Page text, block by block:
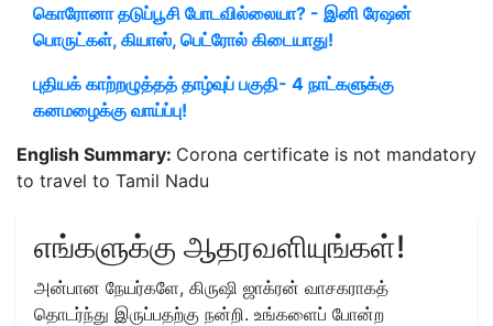
கொரோனா தடுப்பூசி போடவில்லையா? - இனி ரேஷன்
பொருட்கள், கியாஸ், பெட்ரோல் கிடையாது!
புதியக் காற்றழுத்தத் தாழ்வுப் பகுதி- 4 நாட்களுக்கு
கனமழைக்கு வாய்ப்பு!
English Summary: Corona certificate is not mandatory
to travel to Tamil Nadu
எங்களுக்கு ஆதரவளியுங்கள்!
அன்பான நேயர்களே, கிருஷி ஜாக்ரன் வாசகராகத்
தொடர்ந்து இருப்பதற்கு நன்றி. உங்களைப் போன்ற